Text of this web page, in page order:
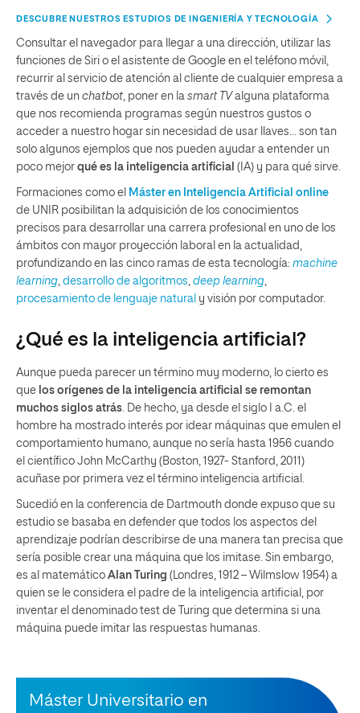
DESCUBRE NUESTROS ESTUDIOS DE INGENIERÍA Y TECNOLOGÍA
Consultar el navegador para llegar a una dirección, utilizar las
funciones de Siri o el asistente de Google en el teléfono móvil,
recurrir al servicio de atención al cliente de cualquier empresa a
través de un chatbot , poner en la smart TValguna plataforma
que nos recomienda programas según nuestros gustos o
acceder a nuestro hogar sin necesidad de usar llaves… son tan
solo algunos ejemplos que nos pueden ayudar a entender un
poco mejor qué es la inteligencia artificial (IA) y para qué sirve.
Formaciones como el Máster en Inteligencia Artificial online
de UNIR posibilitan la adquisición de los conocimientos
precisos para desarrollar una carrera profesional en uno de los
ámbitos con mayor proyección laboral en la actualidad,
profundizando en las cinco ramas de esta tecnología: machine
learning desarrollo de algoritmos deep learning
procesamiento de lenguaje natural y visión por computador.
¿Qué es la inteligencia artificial?
Aunque pueda parecer un término muy moderno, lo cierto es
que los orígenes de la inteligencia artificial se remontan
muchos siglos atrás . De hecho, ya desde el siglo I a.C. el
hombre ha mostrado interés por idear máquinas que emulen el
comportamiento humano, aunque no sería hasta 1956 cuando
el científico John McCarthy (Boston, 1927- Stanford, 2011)
acuñase por primera vez el término inteligencia artificial.
Sucedió en la conferencia de Dartmouth donde expuso que su
estudio se basaba en defender que todos los aspectos del
aprendizaje podrían describirse de una manera tan precisa que
sería posible crear una máquina que los imitase. Sin embargo,
es al matemático Alan Turing (Londres, 1912 – Wilmslow 1954) a
quien se le considera el padre de la inteligencia artificial, por
inventar el denominado test de Turing que determina si una
máquina puede imitar las respuestas humanas.
Máster Universitario en